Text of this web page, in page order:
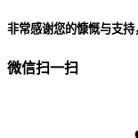
非常感谢您的慷慨与支
微信扫一扫